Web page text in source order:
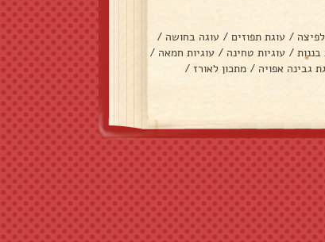
/ עוגת תפוזים / עוגה בחושה /
/ עוגיות טחינה / עוגיות חמאה /
גבינה אפויה / מתכון לאורז /